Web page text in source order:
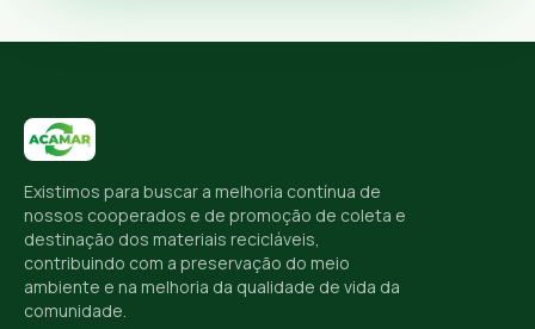
Existimos para buscar a melhoria contínua de
nossos cooperados e de promoção de coleta e
destinação dos materiais recicláveis,
contribuindo com a preservação do meio
ambiente e na melhoria da qualidade de vida da
comunidade.